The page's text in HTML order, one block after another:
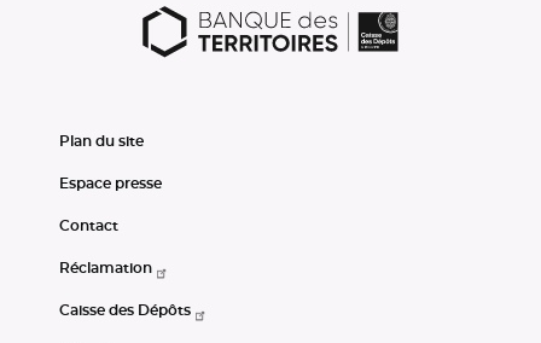
Plan du site
Espace presse
Contact
Réclamation
Caisse des Dépôts